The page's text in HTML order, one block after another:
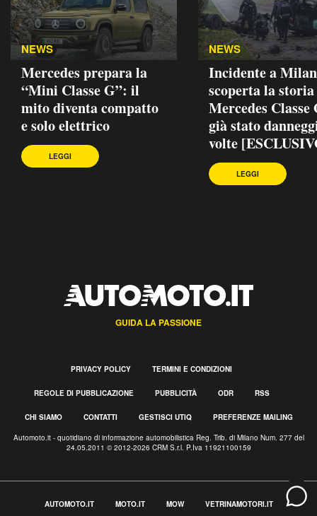
NEWS
Mercedes prepara la
“Mini Classe G”: il
mito diventa compatto
e solo elettrico
LEGGI
NEWS
Incidente a
scoperta la
Mercedes Classe
già stato
volte
LEGGI
GUIDA LA PASSIONE
PRIVACY POLICY TERMINI E CONDIZIONI
REGOLE DI PUBBLICAZIONE PUBBLICITÀ ODR RSS
CHI SIAMO CONTATTI GESTISCI UTIQ PREFERENZE MAILING
Automoto.it - quotidiano di informazione automobilistica Reg. Trib. di Milano Num. 277 del
24.05.2011 © 2012-2026 CRM S.r.l. P.Iva 11921100159
AUTOMOTO.IT MOTO.IT MOW VETRINAMOTORI.IT